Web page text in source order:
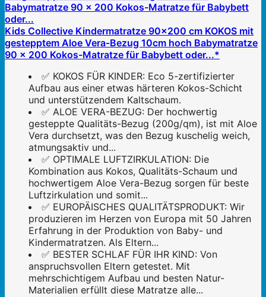
Kids Collective Kindermatratze 90x200 cm KOKOS mit
gestepptem Aloe Vera-Bezug 10cm hoch Babymatratze
90 x 200 Kokos-Matratze für Babybett oder...*
✅ KOKOS FÜR KINDER: Eco 5-zertifizierter
Aufbau aus einer etwas härteren Kokos-Schicht
und unterstützendem Kaltschaum.
✅ ALOE VERA-BEZUG: Der hochwertig
gesteppte Qualitäts-Bezug (200g/qm), ist mit Aloe
Vera durchsetzt, was den Bezug kuschelig weich,
atmungsaktiv und...
✅ OPTIMALE LUFTZIRKULATION: Die
Kombination aus Kokos, Qualitäts-Schaum und
hochwertigem Aloe Vera-Bezug sorgen für beste
Luftzirkulation und somit...
✅ EUROPÄISCHES QUALITÄTSPRODUKT: Wir
produzieren im Herzen von Europa mit 50 Jahren
Erfahrung in der Produktion von Baby- und
Kindermatratzen. Als Eltern...
✅ BESTER SCHLAF FÜR IHR KIND: Von
anspruchsvollen Eltern getestet. Mit
mehrschichtigem Aufbau und besten Natur-
Materialien erfüllt diese Matratze alle...